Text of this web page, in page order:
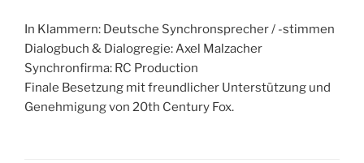
In Klammern: Deutsche Synchronsprecher / -stimmen
Dialogbuch & Dialogregie: Axel Malzacher
Synchronfirma: RC Production
Finale Besetzung mit freundlicher Unterstützung und
Genehmigung von 20th Century Fox.